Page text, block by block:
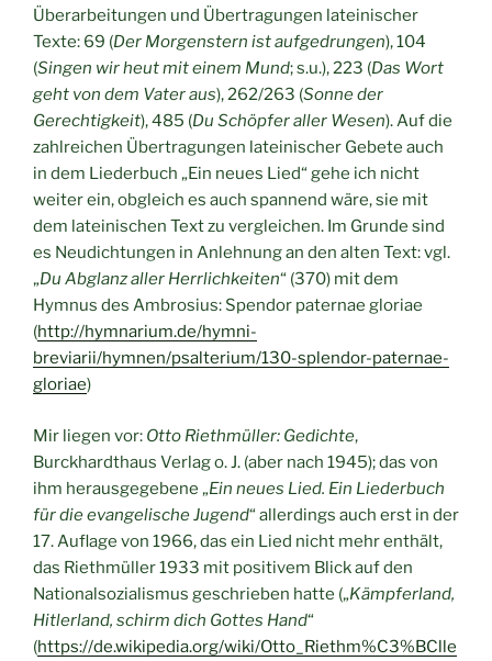
Überarbeitungen und Übertragungen lateinischer
Texte: 69 (Der Morgenstern ist aufgedrungen), 104
(Singen wir heut mit einem Mund; s.u.), 223 (Das Wort
geht von dem Vater aus), 262/263 (Sonne der
Gerechtigkeit), 485 (Du Schöpfer aller Wesen). Auf die
zahlreichen Übertragungen lateinischer Gebete auch
in dem Liederbuch „Ein neues Lied“ gehe ich nicht
weiter ein, obgleich es auch spannend wäre, sie mit
dem lateinischen Text zu vergleichen. Im Grunde sind
es Neudichtungen in Anlehnung an den alten Text: vgl.
„Du Abglanz aller Herrlichkeiten“ (370) mit dem
Hymnus des Ambrosius: Spendor paternae gloriae
(http://hymnarium.de/hymni-
breviarii/hymnen/psalterium/130-splendor-paternae-
gloriae)
Mir liegen vor: Otto Riethmüller: Gedichte,
Burckhardthaus Verlag o. J. (aber nach 1945); das von
ihm herausgegebene „Ein neues Lied. Ein Liederbuch
für die evangelische Jugend“ allerdings auch erst in der
17. Auflage von 1966, das ein Lied nicht mehr enthält,
das Riethmüller 1933 mit positivem Blick auf den
Nationalsozialismus geschrieben hatte („Kämpferland,
Hitlerland, schirm dich Gottes Hand“
(https://de.wikipedia.org/wiki/Otto_Riethm%C3%BClle